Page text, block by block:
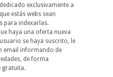
exclusivamente a
estás webs sean
para indexarlas.
haya una oferta nueva
se haya suscrito, le
email informando de
de forma
gratuita.